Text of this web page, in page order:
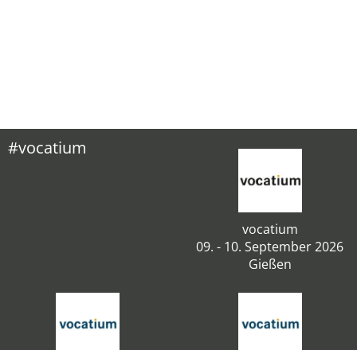
#vocatium
vocatium
09. - 10. September 2026
Gießen